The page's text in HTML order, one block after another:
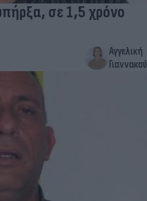
σε 1,5 χρόνο
Αγγελική
Γιαννακού